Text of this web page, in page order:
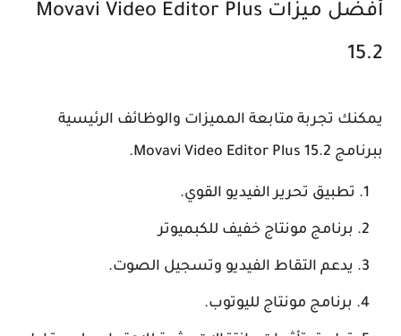
أفضل ميزات Movavi Video Editor Plus
15.2
يمكنك تجربة متابعة المميزات والوظائف الرئيسية
ببرنامج Movavi Video Editor Plus 15.2.
تطبيق تحرير الفيديو القوي.
برنامج مونتاج خفيف للكبميوتر
يدعم التقاط الفيديو وتسجيل الصوت.
برنامج مونتاج لليوتوب.